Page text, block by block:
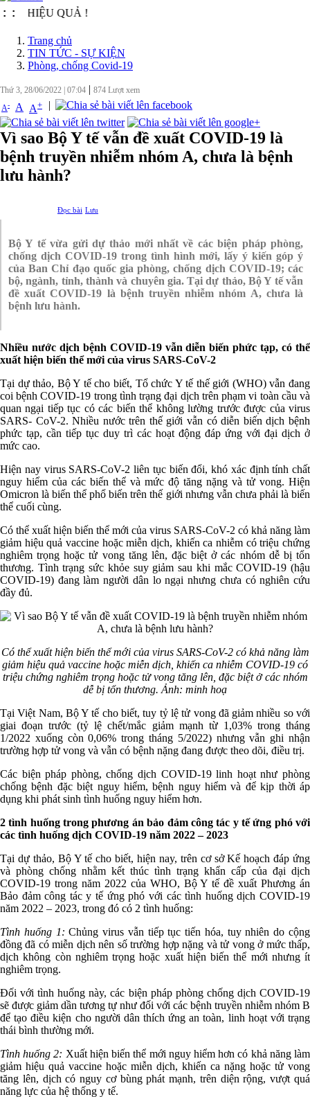
: : QUẢ !
Trang chủ
TIN TỨC - SỰ KIỆN
Phòng, chống Covid-19
Thứ 3, 28/06/2022 07:04 | 874 Lượt xem
A- A A+ |
Vì sao Bộ Y tế vẫn đề xuất COVID-19 là
bệnh truyền nhiễm nhóm A, chưa là bệnh
lưu hành?
Đọc bài Lưu
Bộ Y tế vừa gửi dự thảo mới nhất về các biện pháp phòng,
chống dịch COVID-19 trong tình hình mới, lấy ý kiến góp ý
của Ban Chỉ đạo quốc gia phòng, chống dịch COVID-19; các
bộ, ngành, tỉnh, thành và chuyên gia. Tại dự thảo, Bộ Y tế vẫn
đề xuất COVID-19 là bệnh truyền nhiễm nhóm A, chưa là
bệnh lưu hành.
Nhiều nước dịch bệnh COVID-19 vẫn diễn biến phức tạp, có thể
xuất hiện biến thể mới của virus SARS-CoV-2
Tại dự thảo, Bộ Y tế cho biết, Tổ chức Y tế thế giới (WHO) vẫn đang
coi bệnh COVID-19 trong tình trạng đại dịch trên phạm vi toàn cầu và
quan ngại tiếp tục có các biến thể không lường trước được của virus
SARS- CoV-2. Nhiều nước trên thế giới vẫn có diễn biến dịch bệnh
phức tạp, cần tiếp tục duy trì các hoạt động đáp ứng với đại dịch ở
mức cao.
Hiện nay virus SARS-CoV-2 liên tục biến đổi, khó xác định tính chất
nguy hiểm của các biến thể và mức độ tăng nặng và tử vong. Hiện
Omicron là biến thể phổ biến trên thế giới nhưng vẫn chưa phải là biến
thể cuối cùng.
Có thể xuất hiện biến thể mới của virus SARS-CoV-2 có khả năng làm
giảm hiệu quả vaccine hoặc miễn dịch, khiến ca nhiễm có triệu chứng
nghiêm trọng hoặc tử vong tăng lên, đặc biệt ở các nhóm dễ bị tổn
thương. Tình trạng sức khỏe suy giảm sau khi mắc COVID-19 (hậu
COVID-19) đang làm người dân lo ngại nhưng chưa có nghiên cứu
đầy đủ.
Có thể xuất hiện biến thể mới của virus SARS-CoV-2 có khả năng làm
giảm hiệu quả vaccine hoặc miễn dịch, khiến ca nhiễm COVID-19 có
triệu chứng nghiêm trọng hoặc tử vong tăng lên, đặc biệt ở các nhóm
dễ bị tổn thương. Ảnh: minh hoạ
Tại Việt Nam, Bộ Y tế cho biết, tuy tỷ lệ tử vong đã giảm nhiều so với
giai đoạn trước (tỷ lệ chết/mắc giảm mạnh từ 1,03% trong tháng
1/2022 xuống còn 0,06% trong tháng 5/2022) nhưng vẫn ghi nhận
trường hợp tử vong và vẫn có bệnh nặng đang được theo dõi, điều trị.
Các biện pháp phòng, chống dịch COVID-19 linh hoạt như phòng
chống bệnh đặc biệt nguy hiểm, bệnh nguy hiểm và để kịp thời áp
dụng khi phát sinh tình huống nguy hiểm hơn.
2 tình huống trong phương án bảo đảm công tác y tế ứng phó với
các tình huống dịch COVID-19 năm 2022 – 2023
Tại dự thảo, Bộ Y tế cho biết, hiện nay, trên cơ sở Kế hoạch đáp ứng
và phòng chống nhằm kết thúc tình trạng khẩn cấp của đại dịch
COVID-19 trong năm 2022 của WHO, Bộ Y tế đề xuất Phương án
Bảo đảm công tác y tế ứng phó với các tình huống dịch COVID-19
năm 2022 – 2023, trong đó có 2 tình huống:
Tình huống 1: Chủng virus vẫn tiếp tục tiến hóa, tuy nhiên do cộng
đồng đã có miễn dịch nên số trường hợp nặng và tử vong ở mức thấp,
dịch không còn nghiêm trọng hoặc xuất hiện biến thể mới nhưng ít
nghiêm trọng.
Đối với tình huống này, các biện pháp phòng chống dịch COVID-19
sẽ được giảm dần tương tự như đối với các bệnh truyền nhiễm nhóm B
để tạo điều kiện cho người dân thích ứng an toàn, linh hoạt với trạng
thái bình thường mới.
Tình huống 2: Xuất hiện biến thể mới nguy hiểm hơn có khả năng làm
giảm hiệu quả vaccine hoặc miễn dịch, khiến ca nặng hoặc tử vong
tăng lên, dịch có nguy cơ bùng phát mạnh, trên diện rộng, vượt quá
năng lực của hệ thống y tế.